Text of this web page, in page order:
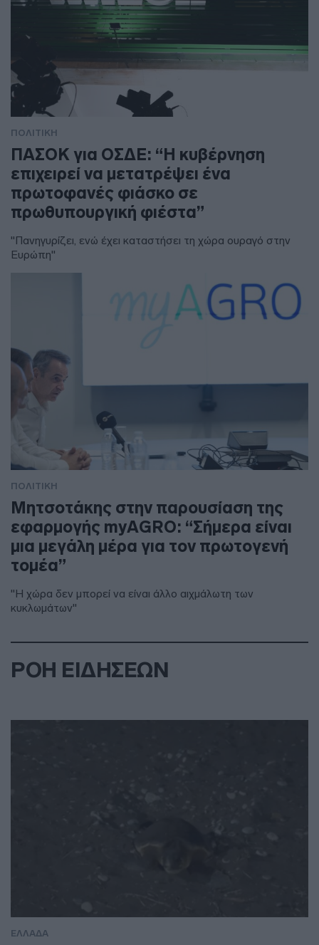
ΠΟΛΙΤΙΚΗ
ΠΑΣΟΚ για ΟΣΔΕ: “Η κυβέρνηση
επιχειρεί να μετατρέψει ένα
πρωτοφανές φιάσκο σε
πρωθυπουργική φιέστα”
"Πανηγυρίζει, ενώ έχει καταστήσει τη χώρα ουραγό στην
Ευρώπη"
ΠΟΛΙΤΙΚΗ
Μητσοτάκης στην παρουσίαση της
εφαρμογής myAGRO: “Σήμερα είναι
μια μεγάλη μέρα για τον πρωτογενή
τομέα”
"Η χώρα δεν μπορεί να είναι άλλο αιχμάλωτη των
κυκλωμάτων"
ΡΟΗ ΕΙΔΗΣΕΩΝ
ΕΛΛΑΔΑ